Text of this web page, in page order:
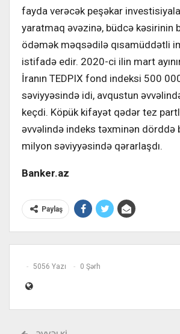
fayda verəcək peşəkar
yaratmaq əvəzinə, büdcə kəsirinin
ödəmək məqsədilə qısamüddətli
istifadə edir. 2020-ci ilin mart
İranın TEDPIX fond indeksi 500
səviyyəsində idi, avqustun
keçdi. Köpük kifayət qədər tez
əvvəlində indeks təxminən dörddə
milyon səviyyəsində qərarlaşdı.
Banker.az
Paylaş
5056 Yazı 0 Şərh